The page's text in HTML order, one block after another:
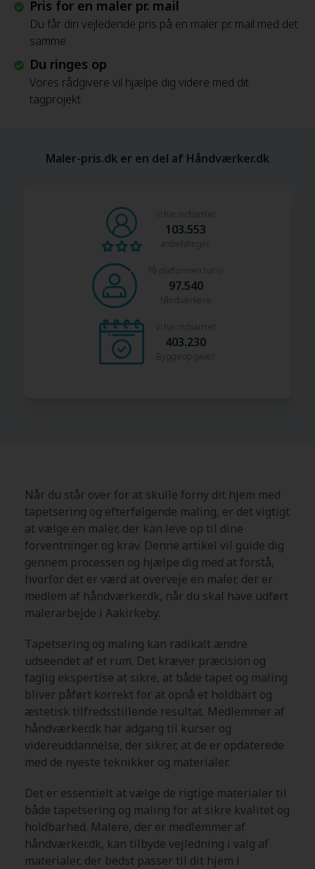
Pris for en maler pr. mail
Du får din vejledende pris på en maler pr. mail med det
samme
Du ringes op
Vores rådgivere vil hjælpe dig videre med dit
tagprojekt
Maler-pris.dk er en del af Håndværker.dk
Vi har indsamlet
103.553
anbefalinger
På platformen har vi
97.540
håndværkere
Vi har indsamlet
403.230
Byggeopgaver
Når du står over for at skulle forny dit hjem med
tapetsering og efterfølgende maling, er det vigtigt
at vælge en maler, der kan leve op til dine
forventninger og krav. Denne artikel vil guide dig
gennem processen og hjælpe dig med at forstå,
hvorfor det er værd at overveje en maler, der er
medlem af håndværker.dk, når du skal have udført
malerarbejde i Aakirkeby.
Tapetsering og maling kan radikalt ændre
udseendet af et rum. Det kræver præcision og
faglig ekspertise at sikre, at både tapet og maling
bliver påført korrekt for at opnå et holdbart og
æstetisk tilfredsstillende resultat. Medlemmer af
håndværker.dk har adgang til kurser og
videreuddannelse, der sikrer, at de er opdaterede
med de nyeste teknikker og materialer.
Det er essentielt at vælge de rigtige materialer til
både tapetsering og maling for at sikre kvalitet og
holdbarhed. Malere, der er medlemmer af
håndværker.dk, kan tilbyde vejledning i valg af
materialer, der bedst passer til dit hjem i